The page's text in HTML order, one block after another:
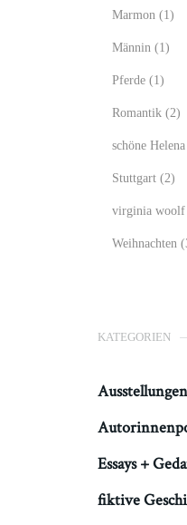
Marmon (1)
Männin (1)
Pferde (1)
Romantik (2)
schöne Helena
Stuttgart (2)
virginia woolf
Weihnachten
KATEGORIEN
Ausstellungen
Essays +
fiktive